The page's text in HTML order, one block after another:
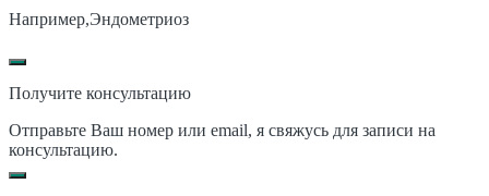
Например,Эндометриоз
Получите консультацию
Отправьте Ваш номер или email, я свяжусь для записи на
консультацию.